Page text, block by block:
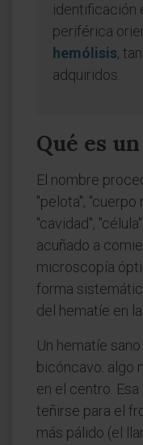
identificación
periférica
hemólisis,
adquiridos.
Qué es
El nombre
"pelota", "cuerpo
"cavidad",
acuñado a
microscopía
forma
del hematíe en
Un hematíe
bicóncavo: algo
en el centro.
teñirse para el
más pálido (el